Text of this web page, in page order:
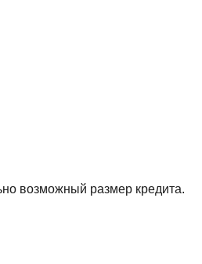
возможный размер кредита.